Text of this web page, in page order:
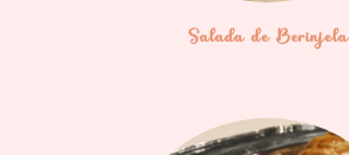
Salada de Berinjela